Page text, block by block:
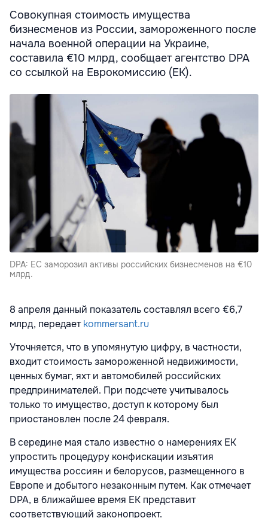
Совокупная стоимость имущества
бизнесменов из России, замороженного после
начала военной операции на Украине,
составила €10 млрд, сообщает агентство DPA
со ссылкой на Еврокомиссию (ЕК).
DPA: ЕС заморозил активы российских бизнесменов на €10
млрд.
8 апреля данный показатель составлял всего €6,7
млрд, передаетkommersant.ru
Уточняется, что в упомянутую цифру, в частности,
входит стоимость замороженной недвижимости,
ценных бумаг, яхт и автомобилей российских
предпринимателей. При подсчете учитывалось
только то имущество, доступ к которому был
приостановлен после 24 февраля.
В середине мая стало известно о намерениях ЕК
упростить процедуру конфискации изъятия
имущества россиян и белорусов, размещенного в
Европе и добытого незаконным путем. Как отмечает
DPA, в ближайшее время ЕК представит
соответствующий законопроект.